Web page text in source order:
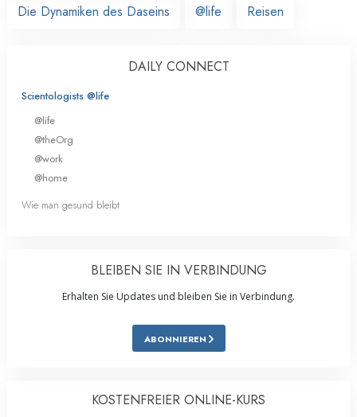
Die Dynamiken des Daseins @life Reisen
DAILY CONNECT
Scientologists @life
@life
@theOrg
@work
@home
Wie man gesund bleibt
BLEIBEN SIE IN VERBINDUNG
Erhalten Sie Updates und bleiben Sie in Verbindung.
ABONNIEREN
KOSTENFREIER ONLINE-KURS